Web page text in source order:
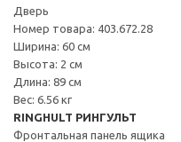
Дверь
Номер товара: 403.672.28
Ширина: 60 см
Высота: 2 см
Длина: 89 см
Вес: 6.56 кг
RINGHULT РИНГУЛЬТ
Фронтальная панель ящика